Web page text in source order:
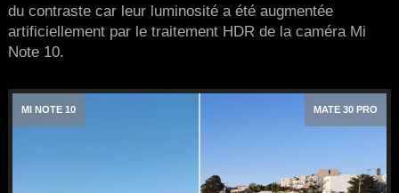
du contraste car leur luminosité a été augmentée
artificiellement par le traitement HDR de la caméra Mi
Note 10.
MI NOTE 10 MATE 30 PRO